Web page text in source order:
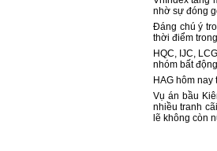
nhờ sự đóng
Đáng chú ý
thời điểm
HQC, IJC,
nhóm bất
HAG hôm
Vụ án bầu
nhiều tranh
lẽ không còn